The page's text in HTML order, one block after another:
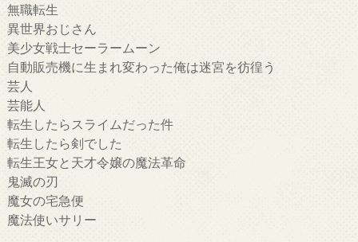
無職転生
異世界おじさん
美少女戦士セーラームーン
自動販売機に生まれ変わった俺は迷宮を彷徨う
芸人
芸能人
転生したらスライムだった件
転生したら剣でした
転生王女と天才令嬢の魔法革命
鬼滅の刃
魔女の宅急便
魔法使いサリー